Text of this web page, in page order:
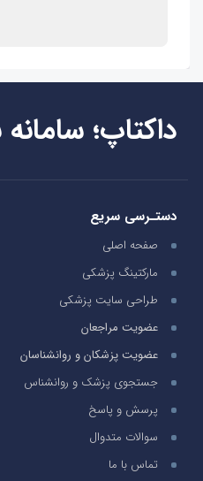
داکتاپ؛
دستـرسی سریع
صفحه اصلی
مارکتینگ پزشکی
طراحی سایت پزشکی
عضویت مراجعان
عضویت پزشکان و روانشناسان
جستجوی پزشک و روانشناس
پرسش و پاسخ
سوالات متدوال
تماس با ما